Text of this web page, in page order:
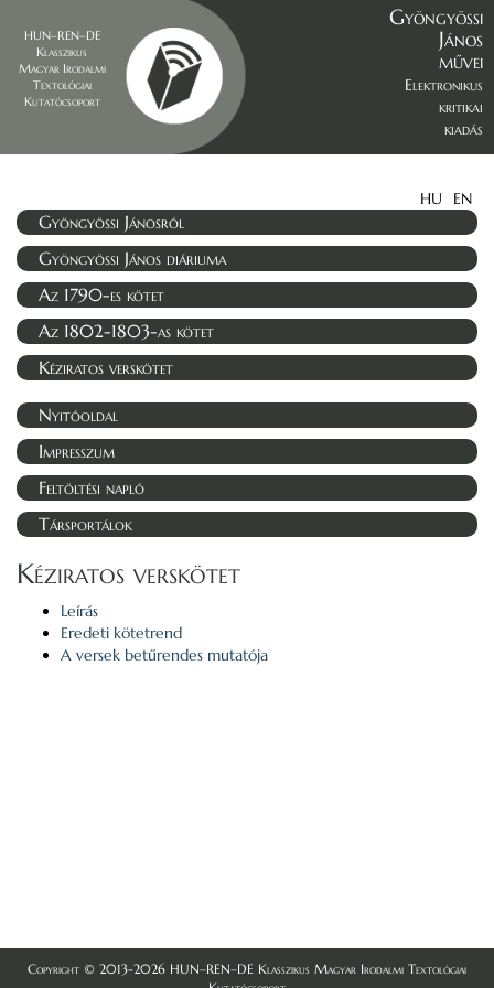
HUN–REN–DE
Klasszikus
Magyar Irodalmi
Textológiai
Kutatócsoport
Gyöngyössi
János
művei
Elektronikus
kritikai
kiadás
HU EN
Gyöngyössi Jánosról
Gyöngyössi János diáriuma
Az 1790-es kötet
Az 1802-1803-as kötet
Kéziratos verskötet
Nyitóoldal
Impresszum
Feltöltési napló
Társportálok
Kéziratos verskötet
Leírás
Eredeti kötetrend
A versek betűrendes mutatója
Copyright © 2013-2026 HUN–REN–DE Klasszikus Magyar Irodalmi Textológiai